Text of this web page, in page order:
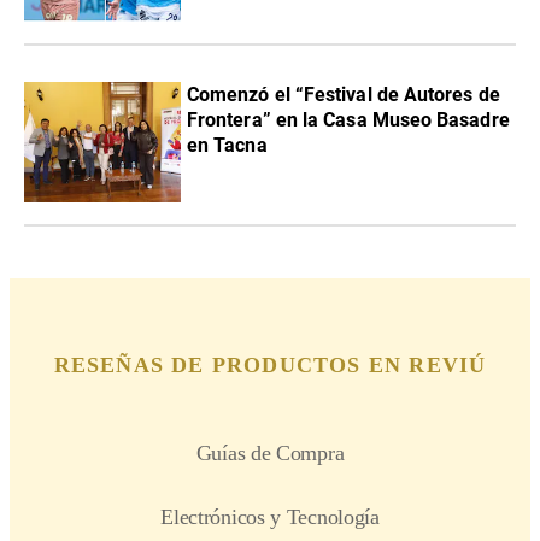
Comenzó el “Festival de Autores de
Frontera” en la Casa Museo Basadre
en Tacna